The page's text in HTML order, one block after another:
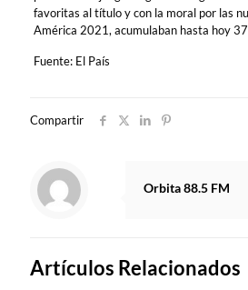
favoritas al título y con la moral por las
América 2021, acumulaban hasta hoy
Fuente: El País
Compartir
Orbita 88.5 FM
Artículos Relacionados